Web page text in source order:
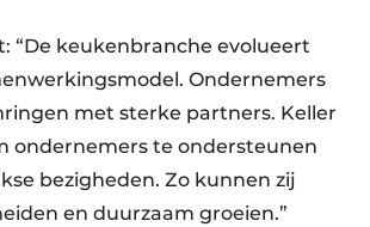
“De keukenbranche evolueert
Ondernemers
met sterke partners. Keller
ondernemers te ondersteunen
bezigheden. Zo kunnen zij
en duurzaam groeien.”